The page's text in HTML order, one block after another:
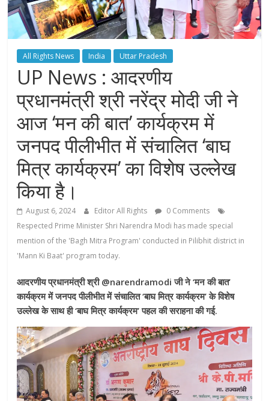
All Rights News India Uttar Pradesh
UP News : आदरणीय
प्रधानमंत्री श्री नरेंद्र मोदी जी ने
आज ‘मन की बात’ कार्यक्रम में
जनपद पीलीभीत में संचालित ‘बाघ
मित्र कार्यक्रम’ का विशेष उल्लेख
किया है।
August 6, 2024 Editor All Rights
0 Comments
Respected Prime Minister Shri Narendra Modi has made special
mention of the 'Bagh Mitra Program' conducted in Pilibhit district in
'Mann Ki Baat' program today.
आदरणीय प्रधानमंत्री श्री @narendramodi जी ने ‘मन की बात’
कार्यक्रम में जनपद पीलीभीत में संचालित ‘बाघ मित्र कार्यक्रम’ के विशेष
उल्लेख के साथ ही ‘बाघ मित्र कार्यक्रम’ पहल की सराहना की गई.